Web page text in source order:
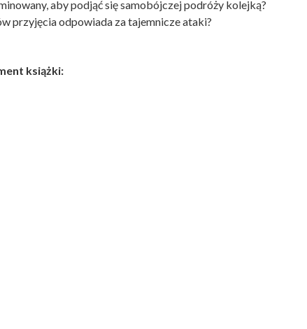
aby podjąć się samobójczej podróży kolejką?
przyjęcia odpowiada za tajemnicze ataki?
książki: